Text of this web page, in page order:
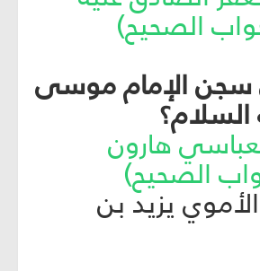
الصحيح)
سجن الإمام موسى
السلام؟
هارون
الصحيح)
يزيد بن